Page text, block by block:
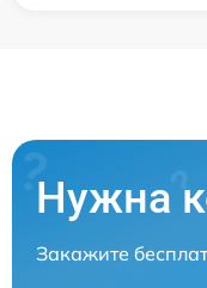
Нужна
Закажите